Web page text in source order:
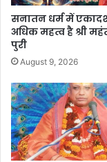
सनातन धर्म में
अधिक महत्व है श्री महंत
पुरी
August 9, 2026